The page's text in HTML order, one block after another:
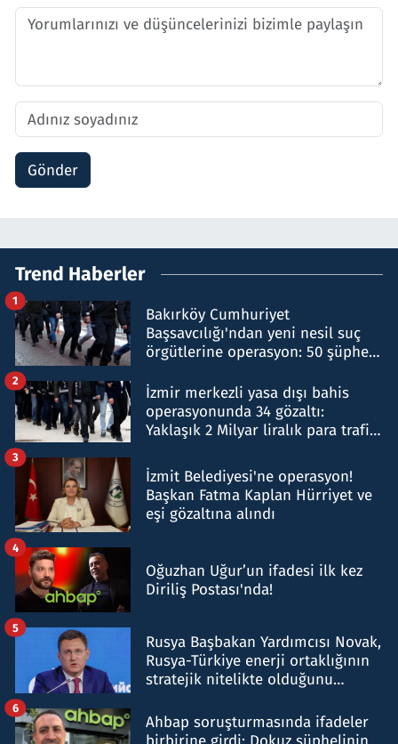
Gönder
Trend Haberler
Bakırköy Cumhuriyet
Başsavcılığı'ndan yeni nesil suç
örgütlerine operasyon: 50 şüpheli
1
İzmir merkezli yasa dışı bahis
operasyonunda 34 gözaltı:
Yaklaşık 2 Milyar liralık para trafiği
2
İzmit Belediyesi'ne operasyon!
Başkan Fatma Kaplan Hürriyet ve
eşi gözaltına alındı
3
Oğuzhan Uğur’un ifadesi ilk kez
Diriliş Postası'nda!
4
Rusya Başbakan Yardımcısı Novak,
Rusya-Türkiye enerji ortaklığının
stratejik nitelikte olduğunu
5
Ahbap soruşturmasında ifadeler
6